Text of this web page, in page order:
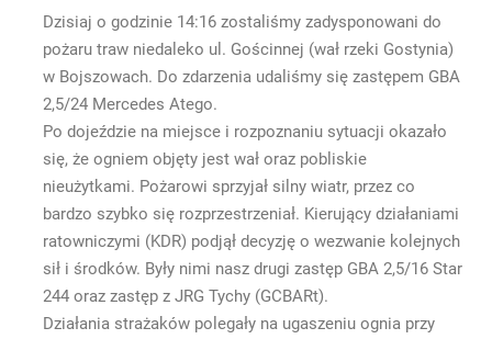
Dzisiaj o godzinie 14:16 zostaliśmy zadysponowani do
pożaru traw niedaleko ul. Gościnnej (wał rzeki Gostynia)
w Bojszowach. Do zdarzenia udaliśmy się zastępem GBA
2,5/24 Mercedes Atego.
Po dojeździe na miejsce i rozpoznaniu sytuacji okazało
się, że ogniem objęty jest wał oraz pobliskie
nieużytkami. Pożarowi sprzyjał silny wiatr, przez co
bardzo szybko się rozprzestrzeniał. Kierujący działaniami
ratowniczymi (KDR) podjął decyzję o wezwanie kolejnych
sił i środków. Były nimi nasz drugi zastęp GBA 2,5/16 Star
244 oraz zastęp z JRG Tychy (GCBARt).
Działania strażaków polegały na ugaszeniu ognia przy